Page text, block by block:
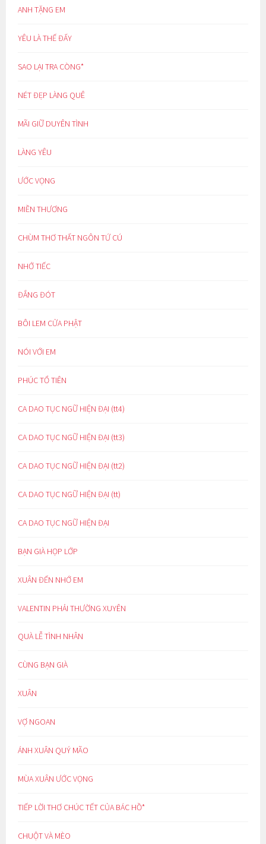
ANH TẶNG EM
YÊU LÀ THẾ ĐẤY
SAO LẠI TRA CÒNG*
NÉT ĐẸP LÀNG QUÊ
MÃI GIỮ DUYÊN TÌNH
LÀNG YÊU
ƯỚC VỌNG
MIỀN THƯƠNG
CHÙM THƠ THẤT NGÔN TỨ CÚ
NHỚ TIẾC
ĐẮNG ĐÓT
BÔI LEM CỬA PHẬT
NÓI VỚI EM
PHÚC TỔ TIÊN
CA DAO TỤC NGỮ HIỆN ĐẠI (tt4)
CA DAO TỤC NGỮ HIỆN ĐẠI (tt3)
CA DAO TỤC NGỮ HIỆN ĐẠI (tt2)
CA DAO TỤC NGỮ HIỆN ĐẠI (tt)
CA DAO TỤC NGỮ HIỆN ĐẠI
BẠN GIÀ HỌP LỚP
XUÂN ĐẾN NHỚ EM
VALENTIN PHẢI THƯỜNG XUYÊN
QUÀ LỄ TÌNH NHÂN
CÙNG BẠN GIÀ
XUÂN
VỢ NGOAN
ÁNH XUÂN QUÝ MÃO
MÙA XUÂN ƯỚC VỌNG
TIẾP LỜI THƠ CHÚC TẾT CỦA BÁC HỒ*
CHUỘT VÀ MÈO